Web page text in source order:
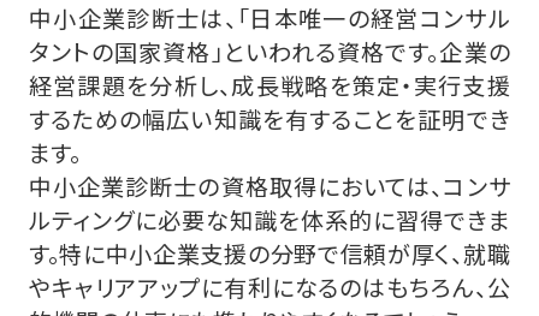
中小企業診断士は、「日本唯一の経営コンサル
タントの国家資格」といわれる資格です。企業の
経営課題を分析し、成長戦略を策定・実行支援
するための幅広い知識を有することを証明でき
ます。
中小企業診断士の資格取得においては、コンサ
ルティングに必要な知識を体系的に習得できま
す。特に中小企業支援の分野で信頼が厚く、就職
やキャリアアップに有利になるのはもちろん、公